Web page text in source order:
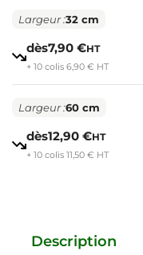
Largeur :32 cm
dès7,90 €HT
+ 10 colis 6,90 € HT
Largeur :60 cm
dès12,90 €HT
+ 10 colis 11,50 € HT
Description